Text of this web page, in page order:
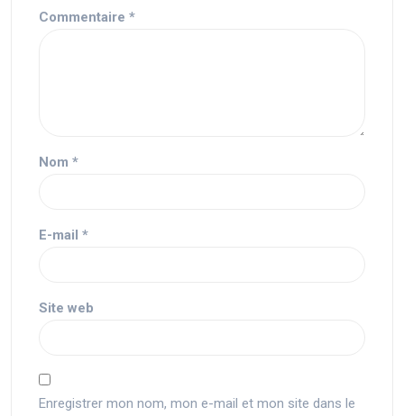
Commentaire *
Nom *
E-mail *
Site web
Enregistrer mon nom, mon e-mail et mon site dans le